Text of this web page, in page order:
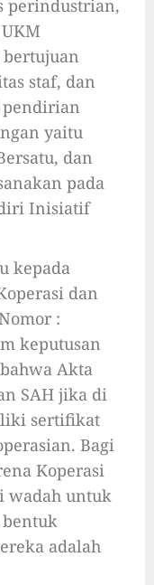
perindustrian,
staf, dan
yaitu
dan
pada
Inisiatif
kepada
dan
:
keputusan
Akta
SAH jika di
sertifikat
Bagi
Koperasi
wadah untuk
adalah